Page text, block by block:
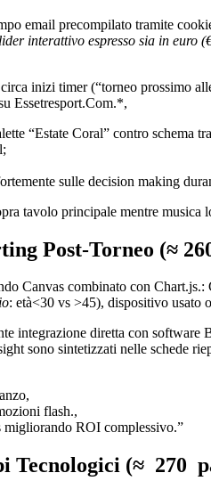
email precompilato tramite
interattivo espresso sia in euro
inizi timer (“torneo prossimo
Essetresport.Com.*,
“Estate Coral” contro schema
sulle decision making
tavolo principale mentre
Post‑Torneo (≈
Canvas combinato con
: età<30 vs >45), dispositivo usato
integrazione diretta con
sono sintetizzati nelle schede
flash.,
migliorando ROI complessivo.”
Tecnologici (≈ 270